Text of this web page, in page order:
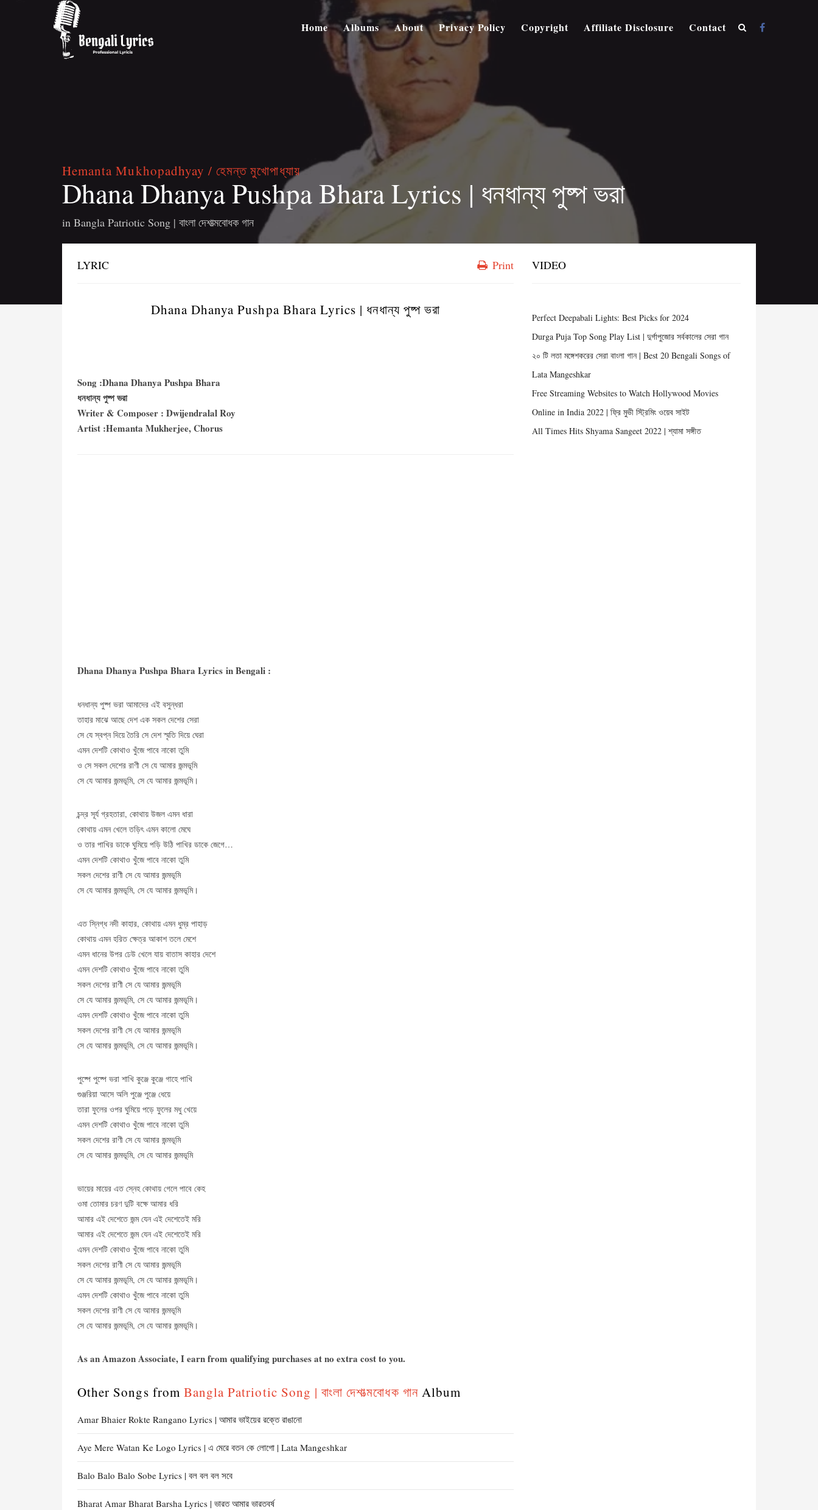
Home Albums About Privacy Policy Copyright Affiliate Disclosure Contact
Hemanta Mukhopadhyay / হেমন্ত মুখোপাধ্যায়
Dhana Dhanya Pushpa Bhara Lyrics | ধনধান্য পুষ্প ভরা
in Bangla Patriotic Song | বাংলা দেশাত্মবোধক গান
LYRIC Print
Dhana Dhanya Pushpa Bhara Lyrics | ধনধান্য পুষ্প ভরা
Song :Dhana Dhanya Pushpa Bhara
ধনধান্য পুষ্প ভরা
Writer & Composer : Dwijendralal Roy
Artist :Hemanta Mukherjee, Chorus
Dhana Dhanya Pushpa Bhara Lyrics in Bengali :
ধনধান্য পুষ্প ভরা আমাদের এই বসুন্ধরা
তাহার মাঝে আছে দেশ এক সকল দেশের সেরা
সে যে স্বপ্ন দিয়ে তৈরি সে দেশ স্মৃতি দিয়ে ঘেরা
এমন দেশটি কোথাও খুঁজে পাবে নাকো তুমি
ও সে সকল দেশের রাণী সে যে আমার জন্মভূমি
সে যে আমার জন্মভূমি, সে যে আমার জন্মভূমি।
চন্দ্র সূর্য গ্রহতারা, কোথায় উজল এমন ধারা
কোথায় এমন খেলে তড়িৎ এমন কালো মেঘে
ও তার পাখির ডাকে ঘুমিয়ে পড়ি উঠি পাখির ডাকে জেগে…
এমন দেশটি কোথাও খুঁজে পাবে নাকো তুমি
সকল দেশের রাণী সে যে আমার জন্মভূমি
সে যে আমার জন্মভূমি, সে যে আমার জন্মভূমি।
এত স্নিগ্ধ নদী কাহার, কোথায় এমন ধুম্র পাহাড়
কোথায় এমন হরিত ক্ষেত্র আকাশ তলে মেশে
এমন ধানের উপর ঢেউ খেলে যায় বাতাস কাহার দেশে
এমন দেশটি কোথাও খুঁজে পাবে নাকো তুমি
সকল দেশের রাণী সে যে আমার জন্মভূমি
সে যে আমার জন্মভূমি, সে যে আমার জন্মভূমি।
এমন দেশটি কোথাও খুঁজে পাবে নাকো তুমি
সকল দেশের রাণী সে যে আমার জন্মভূমি
সে যে আমার জন্মভূমি, সে যে আমার জন্মভূমি।
পুষ্পে পুষ্পে ভরা শাখি কুঞ্জে কুঞ্জে গাহে পাখি
গুঞ্জরিয়া আসে অলি পুঞ্জে পুঞ্জে ধেয়ে
তারা ফুলের ওপর ঘুমিয়ে পড়ে ফুলের মধু খেয়ে
এমন দেশটি কোথাও খুঁজে পাবে নাকো তুমি
সকল দেশের রাণী সে যে আমার জন্মভূমি
সে যে আমার জন্মভূমি, সে যে আমার জন্মভূমি
ভায়ের মায়ের এত স্নেহ কোথায় গেলে পাবে কেহ
ওমা তোমার চরণ দুটি বক্ষে আমার ধরি
আমার এই দেশেতে জন্ম যেন এই দেশেতেই মরি
আমার এই দেশেতে জন্ম যেন এই দেশেতেই মরি
এমন দেশটি কোথাও খুঁজে পাবে নাকো তুমি
সকল দেশের রাণী সে যে আমার জন্মভূমি
সে যে আমার জন্মভূমি, সে যে আমার জন্মভূমি।
এমন দেশটি কোথাও খুঁজে পাবে নাকো তুমি
সকল দেশের রাণী সে যে আমার জন্মভূমি
সে যে আমার জন্মভূমি, সে যে আমার জন্মভূমি।
As an Amazon Associate, I earn from qualifying purchases at no extra cost to you.
Other Songs from Bangla Patriotic Song | বাংলা দেশাত্মবোধক গানAlbum
Amar Bhaier Rokte Rangano Lyrics | আমার ভাইয়ের রক্তে রাঙানো
Aye Mere Watan Ke Logo Lyrics | এ মেরে বতন কে লোগো | Lata Mangeshkar
Balo Balo Balo Sobe Lyrics | বল বল বল সবে
Bharat Amar Bharat Barsha Lyrics | ভারত আমার ভারতবর্ষ
VIDEO
Perfect Deepabali Lights: Best Picks for 2024
Durga Puja Top Song Play List | দুর্গাপুজোর সর্বকালের সেরা গান
২০ টি লতা মঙ্গেশকরের সেরা বাংলা গান | Best 20 Bengali Songs of
Lata Mangeshkar
Free Streaming Websites to Watch Hollywood Movies
Online in India 2022 | ফ্রি মুভী স্ট্রিমিং ওয়েব সাইট
All Times Hits Shyama Sangeet 2022 | শ্যামা সঙ্গীত